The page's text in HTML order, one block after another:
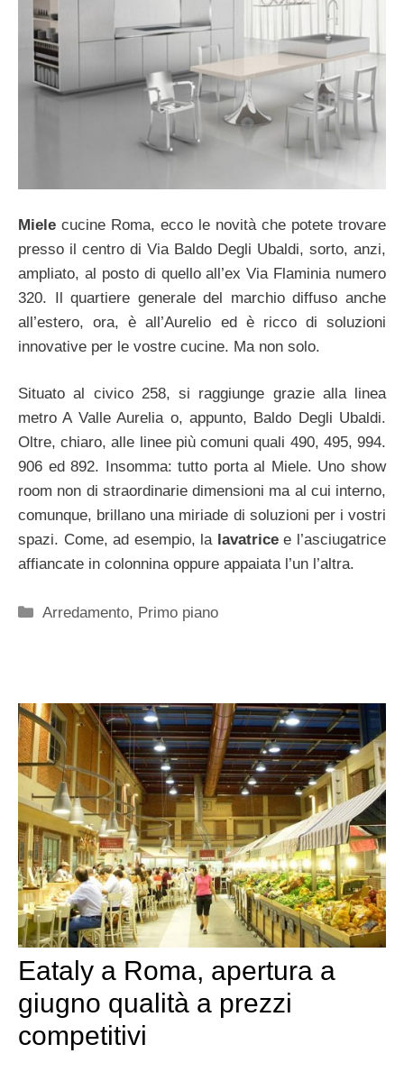
Miele cucine Roma, ecco le novità che potete trovare
presso il centro di Via Baldo Degli Ubaldi, sorto, anzi,
ampliato, al posto di quello all’ex Via Flaminia numero
320. Il quartiere generale del marchio diffuso anche
all’estero, ora, è all’Aurelio ed è ricco di soluzioni
innovative per le vostre cucine. Ma non solo.
Situato al civico 258, si raggiunge grazie alla linea
metro A Valle Aurelia o, appunto, Baldo Degli Ubaldi.
Oltre, chiaro, alle linee più comuni quali 490, 495, 994.
906 ed 892. Insomma: tutto porta al Miele. Uno show
room non di straordinarie dimensioni ma al cui interno,
comunque, brillano una miriade di soluzioni per i vostri
spazi. Come, ad esempio, la lavatricee l’asciugatrice
affiancate in colonnina oppure appaiata l’un l’altra.
Categorie
Arredamento, Primo piano
Eataly a Roma, apertura a
giugno qualità a prezzi
competitivi